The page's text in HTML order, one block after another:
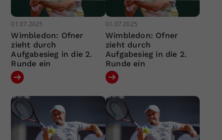
01.07.2025
Wimbledon: Ofner
zieht durch
Aufgabesieg in die 2.
Runde ein
01.07.2025
Wimbledon: Ofner
zieht durch
Aufgabesieg in die 2.
Runde ein